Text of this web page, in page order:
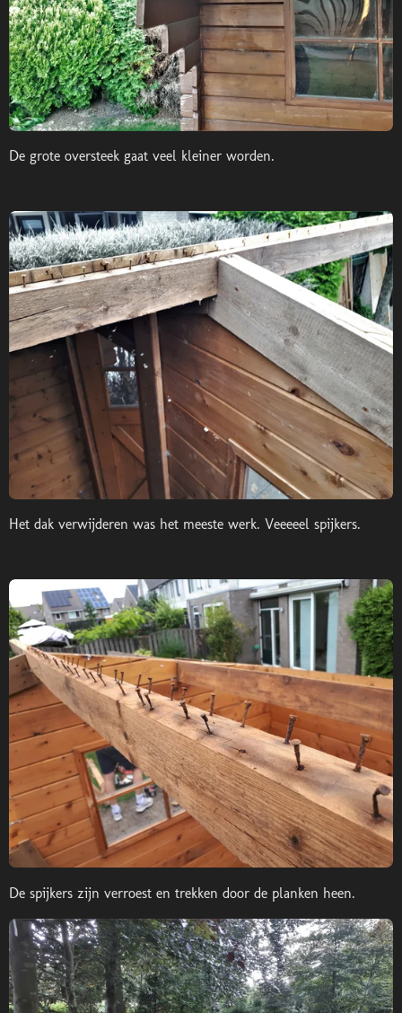
De grote oversteek gaat veel kleiner worden.
Het dak verwijderen was het meeste werk. Veeeeel spijkers.
De spijkers zijn verroest en trekken door de planken heen.